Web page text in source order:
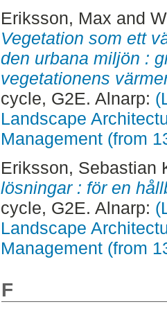
Eriksson, Max and
Vegetation som ett
den urbana miljön :
vegetationens
cycle, G2E. Alnarp:
Landscape
Management (from
Eriksson, Sebastian
lösningar : för en
cycle, G2E. Alnarp:
Landscape
Management (from
F